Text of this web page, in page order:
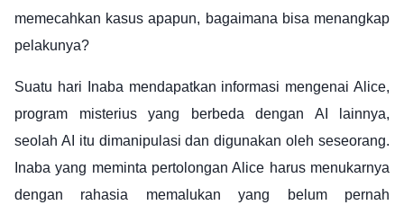
memecahkan kasus apapun, bagaimana bisa menangkap
pelakunya?
Suatu hari Inaba mendapatkan informasi mengenai Alice,
program misterius yang berbeda dengan AI lainnya,
seolah AI itu dimanipulasi dan digunakan oleh seseorang.
Inaba yang meminta pertolongan Alice harus menukarnya
dengan rahasia memalukan yang belum pernah